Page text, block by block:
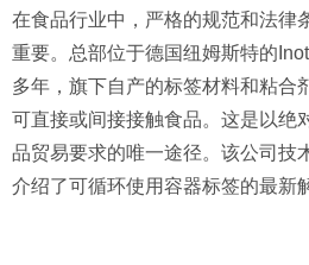
在食品行业中，严格的规范和法律
重要。总部位于德国纽姆斯特的
多年，旗下自产的标签材料和粘合
可直接或间接接触食品。这是以绝
品贸易要求的唯一途径。该公司技
介绍了可循环使用容器标签的最新